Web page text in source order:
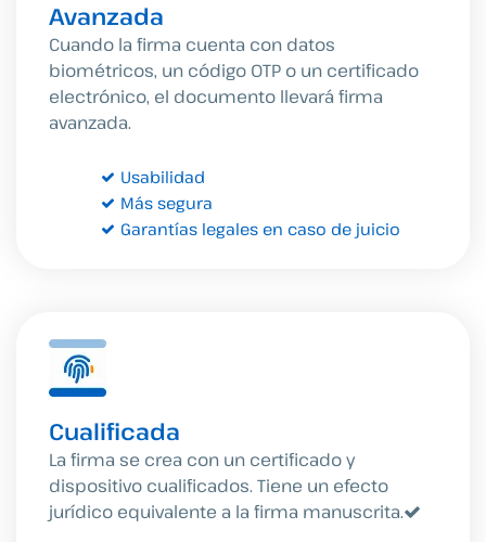
Avanzada
Cuando la firma cuenta con datos
biométricos, un código OTP o un certificado
electrónico, el documento llevará firma
avanzada.
Usabilidad
Más segura
Garantías legales en caso de juicio
Cualificada
La firma se crea con un certificado y
dispositivo cualificados. Tiene un efecto
jurídico equivalente a la firma manuscrita.